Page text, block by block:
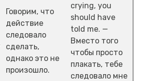
Говорим, что
действие
следовало
сделать,
однако это не
произошло.
crying, you
should have
told me. —
Вместо того
чтобы просто
плакать, тебе
следовало мне